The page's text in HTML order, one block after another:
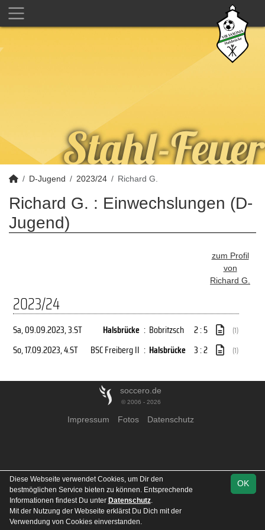
D-Jugend 2023/24 Richard G.
Richard G. : Einwechslungen (D-
Jugend)
zum Profil
von
Richard G.
2023/24
Sa, 09.09.2023, 3.ST Halsbrücke : Bobritzsch 2 : 5 (1)
So, 17.09.2023, 4.ST BSC Freiberg II : Halsbrücke 3 : 2 (1)
soccero.de
© 2006 - 2026
Impressum Fotos Datenschutz
OK
Diese Webseite verwendet Cookies, um Dir den
bestmöglichen Service bieten zu können. Entsprechende
Informationen findest Du unter Datenschutz.
Mit der Nutzung der Webseite erklärst Du Dich mit der
Verwendung von Cookies einverstanden.